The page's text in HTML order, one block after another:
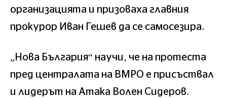
организацията и призоваха главния
прокурор Иван Гешев да се самосезира.
„Нова България“ научи, че на протеста
пред централата на ВМРО е присъствал
и лидерът на Атака Волен Сидеров.